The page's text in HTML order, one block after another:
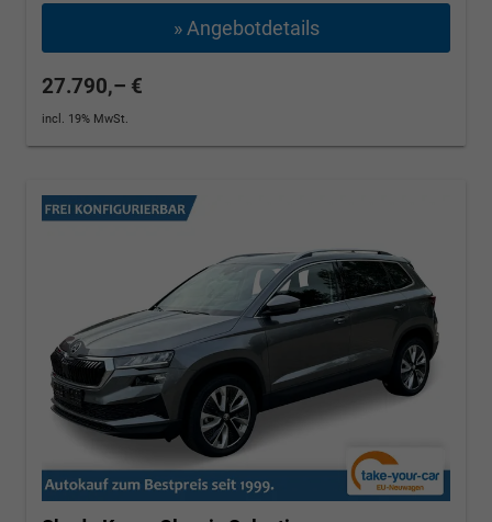
» Angebotdetails
27.790,– €
incl. 19% MwSt.